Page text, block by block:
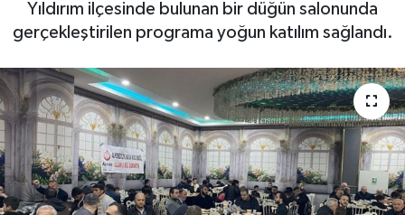
Yıldırım ilçesinde bulunan bir düğün salonunda
gerçekleştirilen programa yoğun katılım sağlandı.